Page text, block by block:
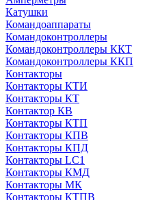
Катушки
Командоаппараты
Командоконтроллеры
Командоконтроллеры ККТ
Командоконтроллеры ККП
Контакторы
Контакторы КТИ
Контакторы КТ
Контактор КВ
Контакторы КТП
Контакторы КПВ
Контакторы КПД
Контакторы LC1
Контакторы КМД
Контакторы МК
Контакторы КТПВ